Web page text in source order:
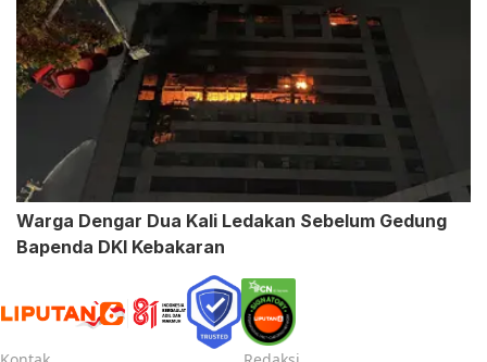
Warga Dengar Dua Kali Ledakan Sebelum Gedung
Bapenda DKI Kebakaran